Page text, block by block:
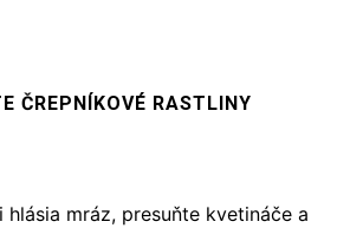
ČREPNÍKOVÉ RASTLINY
mráz, presuňte kvetináče a